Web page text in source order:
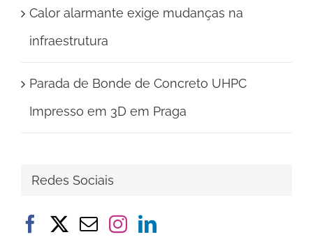
Calor alarmante exige mudanças na
infraestrutura
Parada de Bonde de Concreto UHPC
Impresso em 3D em Praga
Redes Sociais